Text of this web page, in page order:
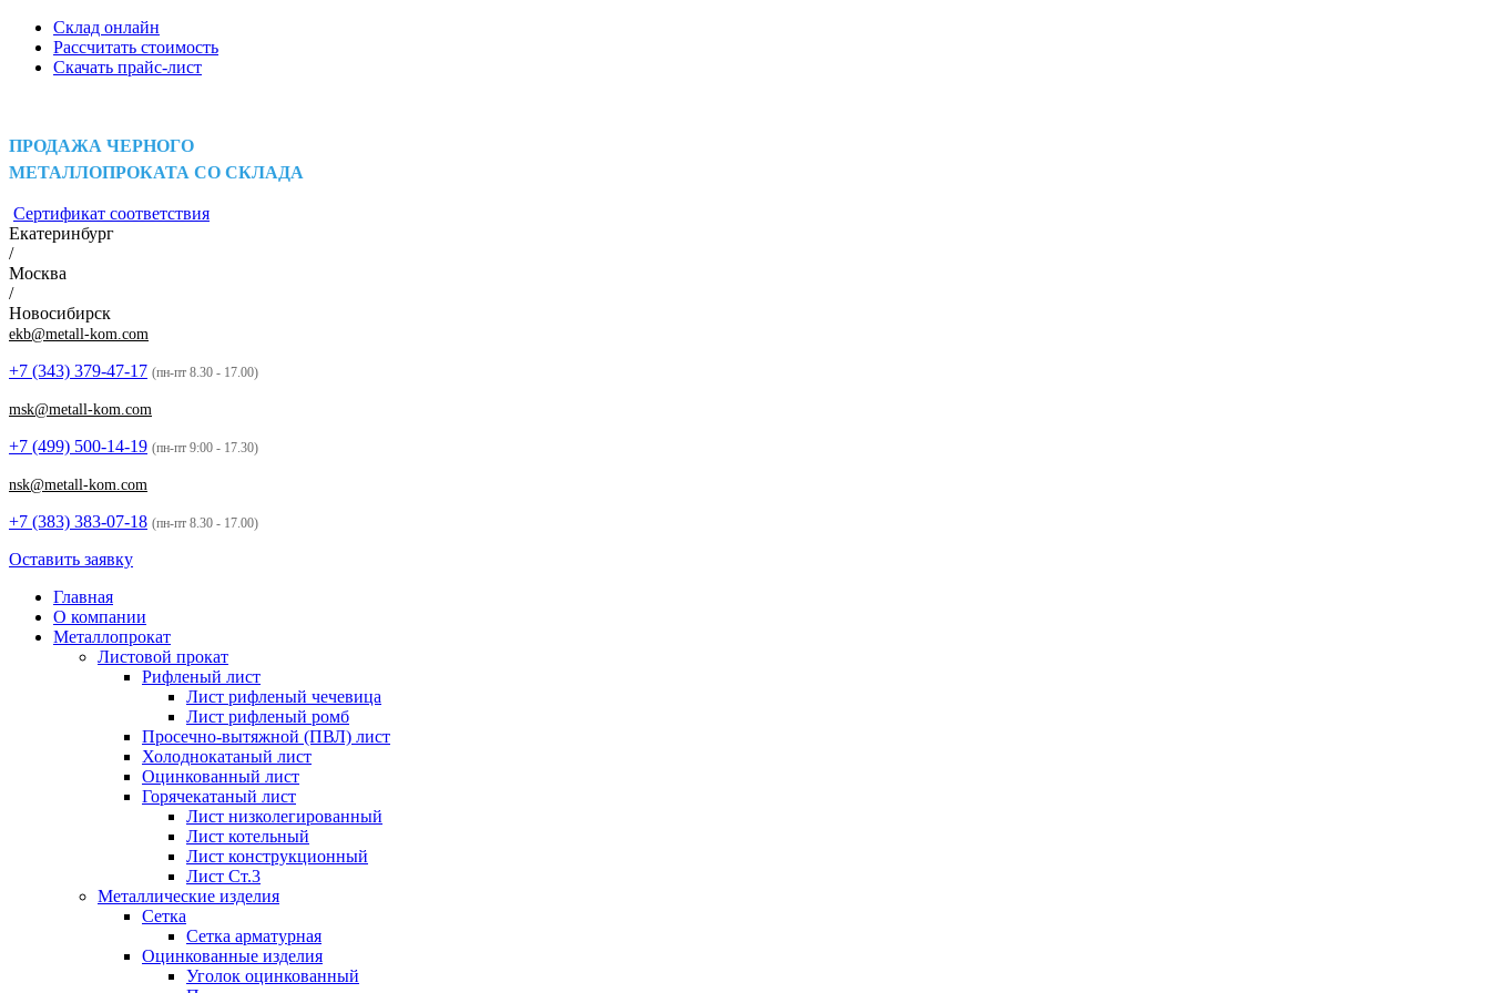
Склад онлайн
Рассчитать стоимость
Скачать прайс-лист
ПРОДАЖА ЧЕРНОГО
МЕТАЛЛОПРОКАТА СО СКЛАДА
Сертификат соответствия
Екатеринбург
/
Москва
/
Новосибирск
ekb@metall-kom.com
+7 (343) 379-47-17 (пн-пт 8.30 - 17.00)
msk@metall-kom.com
+7 (499) 500-14-19 (пн-пт 9:00 - 17.30)
nsk@metall-kom.com
+7 (383) 383-07-18 (пн-пт 8.30 - 17.00)
Оставить заявку
Главная
О компании
Металлопрокат
Листовой прокат
Рифленый лист
Лист рифленый чечевица
Лист рифленый ромб
Просечно-вытяжной (ПВЛ) лист
Холоднокатаный лист
Оцинкованный лист
Горячекатаный лист
Лист низколегированный
Лист котельный
Лист конструкционный
Лист Ст.3
Металлические изделия
Сетка
Сетка арматурная
Оцинкованные изделия
Уголок оцинкованный